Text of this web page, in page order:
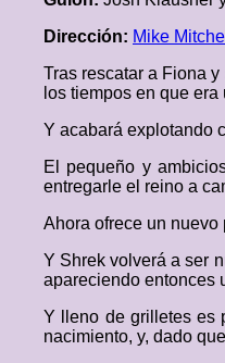
Dirección: Mike Mitchell
Tras rescatar a Fiona
los tiempos en que
Y acabará explotando
El pequeño y
entregarle el reino a
Ahora ofrece un nuevo
Y Shrek volverá a ser
apareciendo entonces
Y lleno de grilletes es
nacimiento, y, dado